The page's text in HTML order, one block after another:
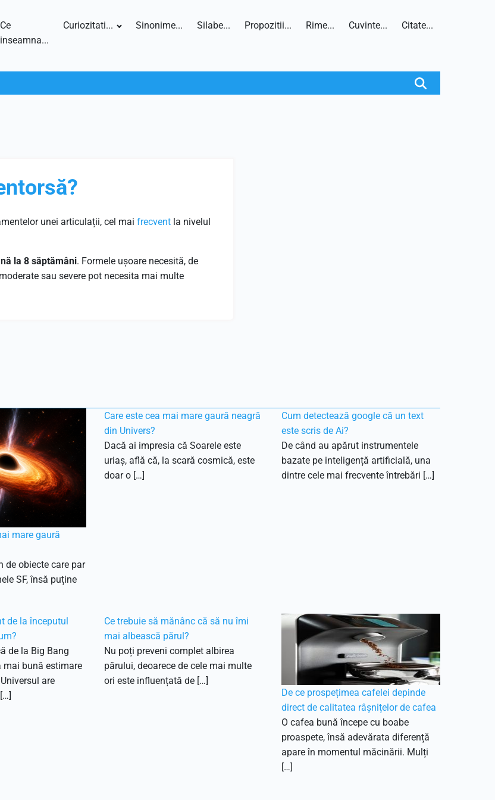
Ce
inseamna...
Curiozitati... Sinonime... Silabe... Propozitii... Rime... Cuvinte... Citate...
unei articulații, cel mai frecvent la nivelul
la 8 săptămâni. Formele ușoare necesită, de
sau severe pot necesita mai multe
mare gaură
de obiecte care par
SF, însă puține
Care este cea mai mare gaură neagră
din Univers?
Dacă ai impresia că Soarele este
uriaș, află că, la scară cosmică, este
doar o […]
Cum detectează google că un text
este scris de Ai?
De când au apărut instrumentele
bazate pe inteligență artificială, una
dintre cele mai frecvente întrebări […]
de la începutul
de la Big Bang
mai bună estimare
are
Ce trebuie să mănânc că să nu îmi
mai albească părul?
Nu poți preveni complet albirea
părului, deoarece de cele mai multe
ori este influențată de […]
De ce prospețimea cafelei depinde
direct de calitatea râșnițelor de cafea
O cafea bună începe cu boabe
proaspete, însă adevărata diferență
apare în momentul măcinării. Mulți
[…]